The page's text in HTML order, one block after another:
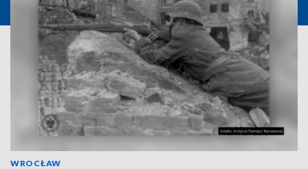
WROCŁAW